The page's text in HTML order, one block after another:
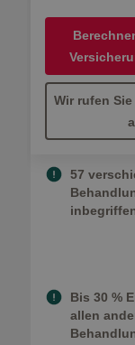
Wir rufen Sie
57
Bis 30 %
allen